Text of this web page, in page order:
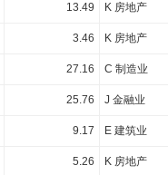
13.49 K 房地产
3.46 K 房地产
27.16 C 制造业
25.76 J 金融业
9.17 E 建筑业
5.26 K 房地产